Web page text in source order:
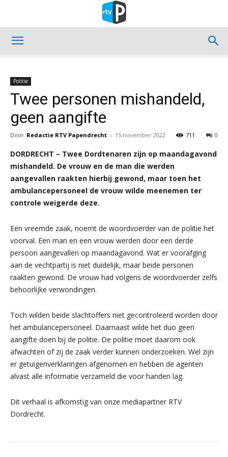
Politie
Twee personen mishandeld,
geen aangifte
Door Redactie RTV Papendrecht - 15 november 2022 0
711
DORDRECHT – Twee Dordtenaren zijn op maandagavond
mishandeld. De vrouw en de man die werden
aangevallen raakten hierbij gewond, maar toen het
ambulancepersoneel de vrouw wilde meenemen ter
controle weigerde deze.
Een vreemde zaak, noemt de woordvoerder van de politie het
voorval. Een man en een vrouw werden door een derde
persoon aangevallen op maandagavond. Wat er voorafging
aan de vechtpartij is niet duidelijk, maar beide personen
raakten gewond. De vrouw had volgens de woordvoerder zelfs
behoorlijke verwondingen.
Toch wilden beide slachtoffers niet gecontroleerd worden door
het ambulancepersoneel. Daarnaast wilde het duo geen
aangifte doen bij de politie. De politie moet daarom ook
afwachten of zij de zaak verder kunnen onderzoeken. Wel zijn
er getuigenverklaringen afgenomen en hebben de agenten
alvast alle informatie verzameld die voor handen lag.
Dit verhaal is afkomstig van onze mediapartner RTV
Dordrecht.